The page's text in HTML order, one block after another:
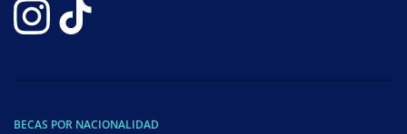
BECAS POR NACIONALIDAD